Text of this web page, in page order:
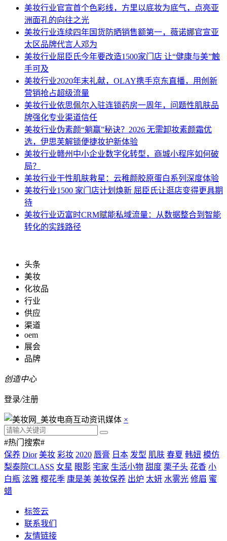
美妆行业官宣首个色彩线，方里以底妆为底气，点亮亚
洲面孔的向往之光
美妆行业连续四年国货防晒销售额第一，薇诺娜官宣亚
太区品牌代言人邓为
美妆行业屈臣氏今年要改造1500家门店 让“健康与美”触
手可及
美妆行业2020年末礼献，OLAY携手京东直播，用创新
营销抢占超级流量
美妆行业依思佩尔入驻连锁药房一周年，问题性肌肤品
牌强化专业渠道信任
美妆行业伪素颜“躺赢”秘诀？2026 无需卸妆素颜霜优
选，伊思芙解锁便捷妆护新体验
美妆行业赣州中小企业数字化转型，商城小程序如何破
局？
美妆行业干性肌肤救星：云稚颜胶原蛋白系列深度体验
美妆行业1500 家门店计划焕新 屈臣氏让逛店变得更具期
待
美妆行业迈富时CRM赋能私域流量：从数据整合到智能
转化的实践路径
头条
美妆
化妆品
行业
供应
渠道
oem
展会
品牌
创造中心
登录/注册
×
#热门搜索#
保养 Dior 美妆 彩妆 2020 唇膏 日本 发型 肌肤 春夏 韩妞 模仿
梨泰院CLASS 女星 眼影 宅家 生活小物 甜度 栗子头 花香 小
白瓶 泫雅 樱花季 康是美 美妆保养 出炉 太妍 水雾光 修眉 蜜
蜡
标签云
联系我们
友情链接